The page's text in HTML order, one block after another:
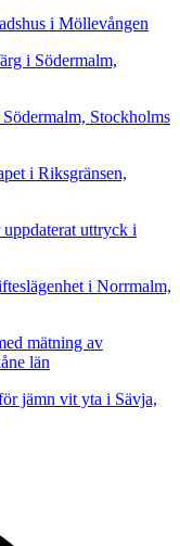
i Möllevången
i Södermalm,
Stockholms
i Riksgränsen,
uttryck i
i Norrmalm,
mätning av
län
jämn vit yta i Sävja,